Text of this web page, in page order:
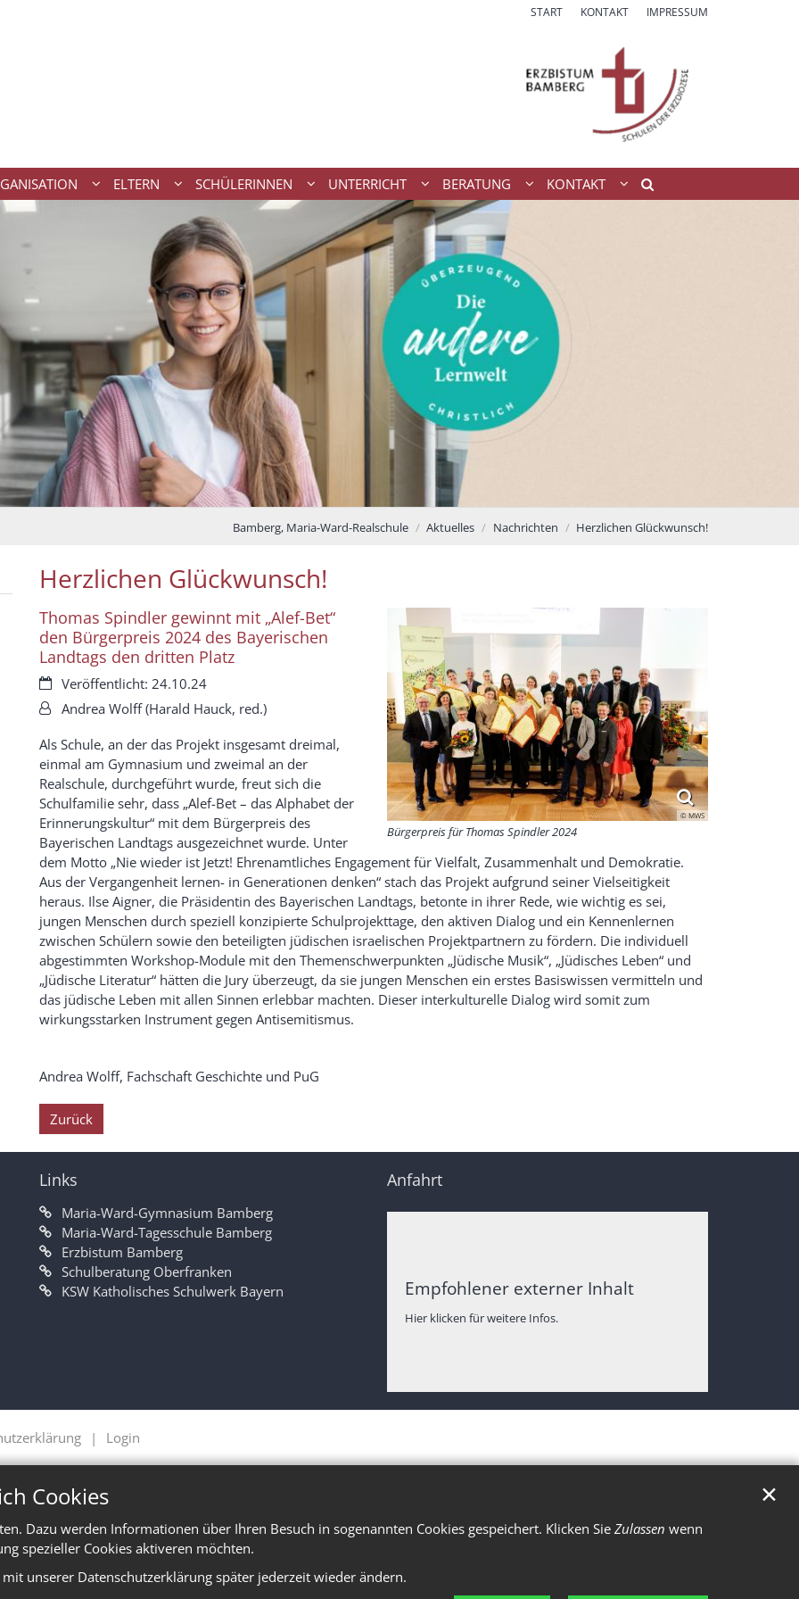
Cookies
Dazu werden Informationen über Ihren Besuch in sogenannten Cookies gespeichert. Klicken Sie Zulassen wenn
spezieller Cookies aktiveren möchten.
unserer Datenschutzerklärung später jederzeit wieder ändern.
✕
START KONTAKT IMPRESSUM
ELTERN SCHÜLERINNEN UNTERRICHT BERATUNG KONTAKT
Bamberg, Maria-Ward-Realschule Aktuelles Nachrichten Herzlichen Glückwunsch!
Herzlichen Glückwunsch!
© MWS
Bürgerpreis für Thomas Spindler 2024
Thomas Spindler gewinnt mit „Alef-Bet“
den Bürgerpreis 2024 des Bayerischen
Landtags den dritten Platz
Datum:Veröffentlicht: 24.10.24
Von:Andrea Wolff (Harald Hauck, red.)
Als Schule, an der das Projekt insgesamt dreimal,
einmal am Gymnasium und zweimal an der
Realschule, durchgeführt wurde, freut sich die
Schulfamilie sehr, dass „Alef-Bet – das Alphabet der
Erinnerungskultur“ mit dem Bürgerpreis des
Bayerischen Landtags ausgezeichnet wurde. Unter
dem Motto „Nie wieder ist Jetzt! Ehrenamtliches Engagement für Vielfalt, Zusammenhalt und Demokratie.
Aus der Vergangenheit lernen- in Generationen denken“ stach das Projekt aufgrund seiner Vielseitigkeit
heraus. Ilse Aigner, die Präsidentin des Bayerischen Landtags, betonte in ihrer Rede, wie wichtig es sei,
jungen Menschen durch speziell konzipierte Schulprojekttage, den aktiven Dialog und ein Kennenlernen
zwischen Schülern sowie den beteiligten jüdischen israelischen Projektpartnern zu fördern. Die individuell
abgestimmten Workshop-Module mit den Themenschwerpunkten „Jüdische Musik“, „Jüdisches Leben“ und
„Jüdische Literatur“ hätten die Jury überzeugt, da sie jungen Menschen ein erstes Basiswissen vermitteln und
das jüdische Leben mit allen Sinnen erlebbar machten. Dieser interkulturelle Dialog wird somit zum
wirkungsstarken Instrument gegen Antisemitismus.
Andrea Wolff, Fachschaft Geschichte und PuG
Zurück
Links
Maria-Ward-Gymnasium Bamberg
Maria-Ward-Tagesschule Bamberg
Erzbistum Bamberg
Schulberatung Oberfranken
KSW Katholisches Schulwerk Bayern
Anfahrt
Empfohlener externer Inhalt
Hier klicken für weitere Infos.
Login